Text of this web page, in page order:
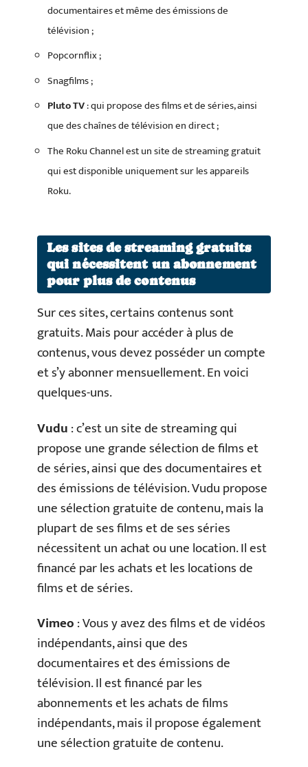
documentaires et même des émissions de
télévision ;
Popcornflix ;
Snagfilms ;
Pluto TV: qui propose des films et de séries, ainsi
que des chaînes de télévision en direct ;
The Roku Channel est un site de streaming gratuit
qui est disponible uniquement sur les appareils
Roku.
Les sites de streaming gratuits
qui nécessitent un abonnement
pour plus de contenus
Sur ces sites, certains contenus sont
gratuits. Mais pour accéder à plus de
contenus, vous devez posséder un compte
et s’y abonner mensuellement. En voici
quelques-uns.
Vudu: c’est un site de streaming qui
propose une grande sélection de films et
de séries, ainsi que des documentaires et
des émissions de télévision. Vudu propose
une sélection gratuite de contenu, mais la
plupart de ses films et de ses séries
nécessitent un achat ou une location. Il est
financé par les achats et les locations de
films et de séries.
Vimeo: Vous y avez des films et de vidéos
indépendants, ainsi que des
documentaires et des émissions de
télévision. Il est financé par les
abonnements et les achats de films
indépendants, mais il propose également
une sélection gratuite de contenu.